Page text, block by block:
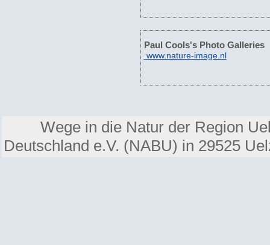
Paul Cools's Photo Galleries
www.nature-image.nl
Wege in die Natur der Region
Deutschland e.V. (NABU) in 29525